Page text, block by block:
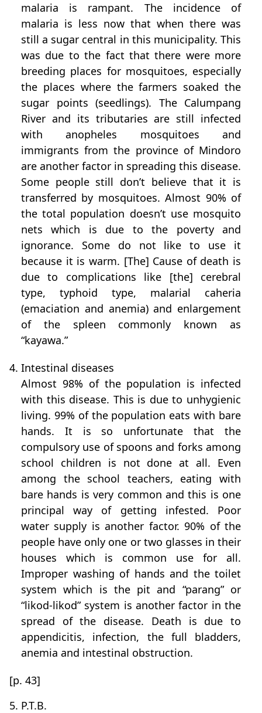
malaria is rampant. The incidence of
malaria is less now that when there was
still a sugar central in this municipality. This
was due to the fact that there were more
breeding places for mosquitoes, especially
the places where the farmers soaked the
sugar points (seedlings). The Calumpang
River and its tributaries are still infected
with anopheles mosquitoes and
immigrants from the province of Mindoro
are another factor in spreading this disease.
Some people still don’t believe that it is
transferred by mosquitoes. Almost 90% of
the total population doesn’t use mosquito
nets which is due to the poverty and
ignorance. Some do not like to use it
because it is warm. [The] Cause of death is
due to complications like [the] cerebral
type, typhoid type, malarial caheria
(emaciation and anemia) and enlargement
of the spleen commonly known as
“kayawa.”
4. Intestinal diseases
Almost 98% of the population is infected
with this disease. This is due to unhygienic
living. 99% of the population eats with bare
hands. It is so unfortunate that the
compulsory use of spoons and forks among
school children is not done at all. Even
among the school teachers, eating with
bare hands is very common and this is one
principal way of getting infested. Poor
water supply is another factor. 90% of the
people have only one or two glasses in their
houses which is common use for all.
Improper washing of hands and the toilet
system which is the pit and “parang” or
“likod-likod” system is another factor in the
spread of the disease. Death is due to
appendicitis, infection, the full bladders,
anemia and intestinal obstruction.
[p. 43]
5. P.T.B.